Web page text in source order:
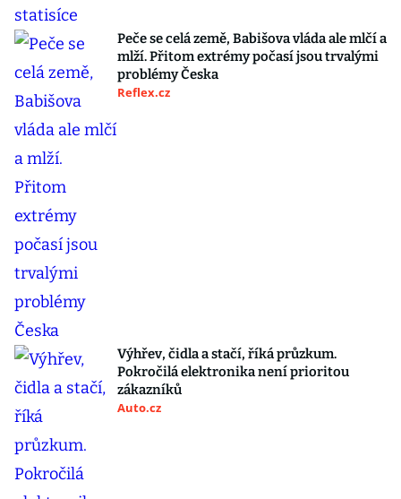
Peče se celá země, Babišova vláda ale mlčí a
mlží. Přitom extrémy počasí jsou trvalými
problémy Česka
Reflex.cz
Výhřev, čidla a stačí, říká průzkum.
Pokročilá elektronika není prioritou
zákazníků
Auto.cz